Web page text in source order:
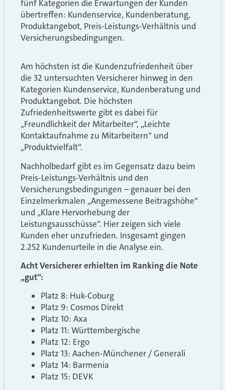
fünf Kategorien die Erwartungen der Kunden
übertreffen: Kundenservice, Kundenberatung,
Produktangebot, Preis-Leistungs-Verhältnis und
Versicherungsbedingungen.
Am höchsten ist die Kundenzufriedenheit über
die 32 untersuchten Versicherer hinweg in den
Kategorien Kundenservice, Kundenberatung und
Produktangebot. Die höchsten
Zufriedenheitswerte gibt es dabei für
„Freundlichkeit der Mitarbeiter“, „Leichte
Kontaktaufnahme zu Mitarbeitern“ und
„Produktvielfalt“.
Nachholbedarf gibt es im Gegensatz dazu beim
Preis-Leistungs-Verhältnis und den
Versicherungsbedingungen – genauer bei den
Einzelmerkmalen „Angemessene Beitragshöhe“
und „Klare Hervorhebung der
Leistungsausschüsse“. Hier zeigen sich viele
Kunden eher unzufrieden. Insgesamt gingen
2.252 Kundenurteile in die Analyse ein.
Acht Versicherer erhielten im Ranking die Note
„gut“:
Platz 8: Huk-Coburg
Platz 9: Cosmos Direkt
Platz 10: Axa
Platz 11: Württembergische
Platz 12: Ergo
Platz 13: Aachen-Münchener / Generali
Platz 14: Barmenia
Platz 15: DEVK